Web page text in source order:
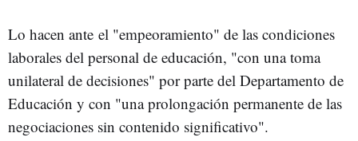
Lo hacen ante el "empeoramiento" de las condiciones
laborales del personal de educación, "con una toma
unilateral de decisiones" por parte del Departamento de
Educación y con "una prolongación permanente de las
negociaciones sin contenido significativo".